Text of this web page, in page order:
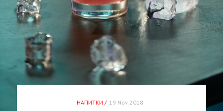
НАПИТКИ / 19 Nov 2018